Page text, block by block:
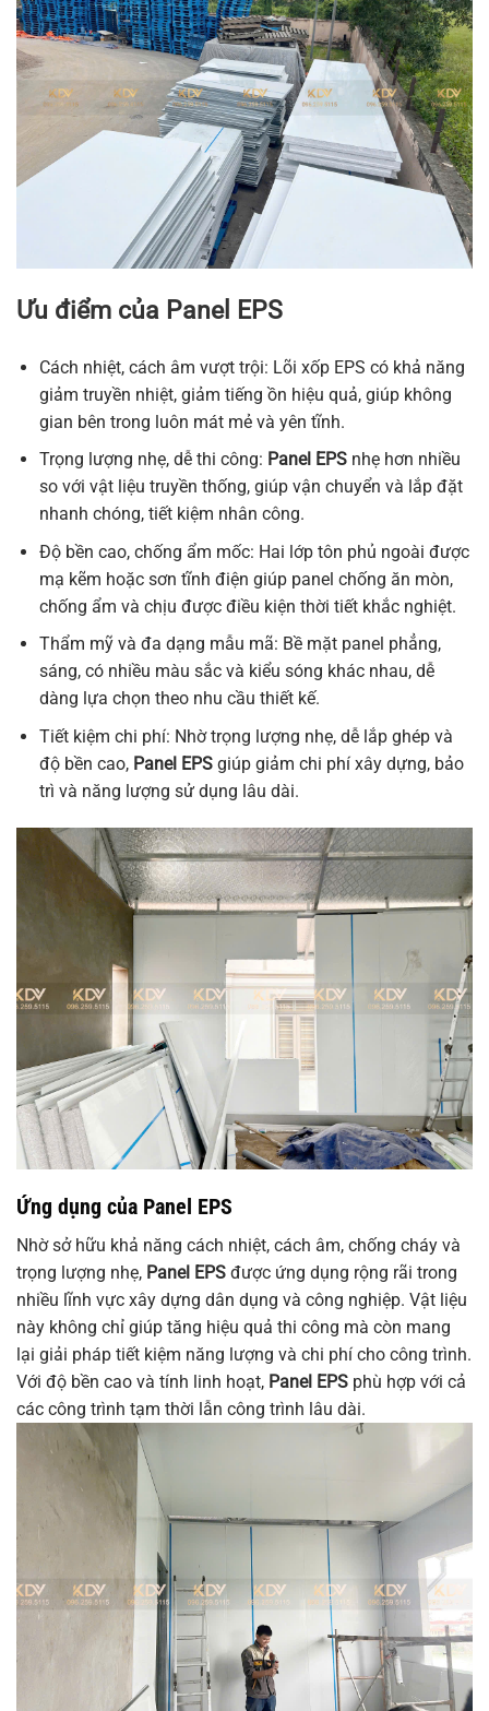
Ưu điểm của Panel EPS
Cách nhiệt, cách âm vượt trội: Lõi xốp EPS có khả năng
giảm truyền nhiệt, giảm tiếng ồn hiệu quả, giúp không
gian bên trong luôn mát mẻ và yên tĩnh.
Trọng lượng nhẹ, dễ thi công: Panel EPSnhẹ hơn nhiều
so với vật liệu truyền thống, giúp vận chuyển và lắp đặt
nhanh chóng, tiết kiệm nhân công.
Độ bền cao, chống ẩm mốc: Hai lớp tôn phủ ngoài được
mạ kẽm hoặc sơn tĩnh điện giúp panel chống ăn mòn,
chống ẩm và chịu được điều kiện thời tiết khắc nghiệt.
Thẩm mỹ và đa dạng mẫu mã: Bề mặt panel phẳng,
sáng, có nhiều màu sắc và kiểu sóng khác nhau, dễ
dàng lựa chọn theo nhu cầu thiết kế.
Tiết kiệm chi phí: Nhờ trọng lượng nhẹ, dễ lắp ghép và
độ bền cao, Panel EPSgiúp giảm chi phí xây dựng, bảo
trì và năng lượng sử dụng lâu dài.
Ứng dụng của Panel EPS
Nhờ sở hữu khả năng cách nhiệt, cách âm, chống cháy và
trọng lượng nhẹ, Panel EPS được ứng dụng rộng rãi trong
nhiều lĩnh vực xây dựng dân dụng và công nghiệp. Vật liệu
này không chỉ giúp tăng hiệu quả thi công mà còn mang
lại giải pháp tiết kiệm năng lượng và chi phí cho công trình.
Với độ bền cao và tính linh hoạt, Panel EPS phù hợp với cả
các công trình tạm thời lẫn công trình lâu dài.